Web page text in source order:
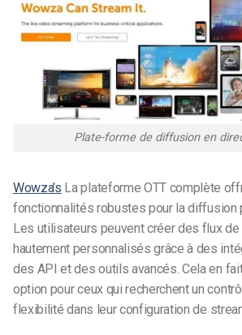
Plate-forme de diffusion en
Wowza’s La plateforme OTT complète
fonctionnalités robustes pour la diffusion
Les utilisateurs peuvent créer des flux
hautement personnalisés grâce à des
des API et des outils avancés. Cela en
option pour ceux qui recherchent un
flexibilité dans leur configuration de